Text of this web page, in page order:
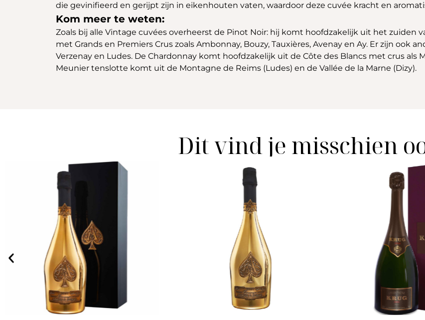
die gevinifieerd en gerijpt zijn in eikenhouten vaten, waardoor deze cuvée kracht en
Kom meer te weten:
Zoals bij alle Vintage cuvées overheerst de Pinot Noir: hij komt hoofdzakelijk uit het zuiden
met Grands en Premiers Crus zoals Ambonnay, Bouzy, Tauxières, Avenay en Ay. Er zijn ook
Verzenay en Ludes. De Chardonnay komt hoofdzakelijk uit de Côte des Blancs met crus als
Meunier tenslotte komt uit de Montagne de Reims (Ludes) en de Vallée de la Marne (Dizy).
Dit vind je misschien